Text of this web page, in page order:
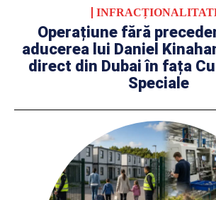
Operațiune fără
aducerea lui Daniel
direct din Dubai în fața
Speciale